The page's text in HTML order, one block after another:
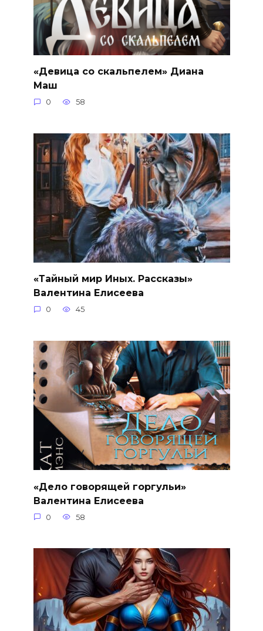
«Девица со скальпелем» Диана
Маш
0 58
«Тайный мир Иных. Рассказы»
Валентина Елисеева
0 45
«Дело говорящей горгульи»
Валентина Елисеева
0 58